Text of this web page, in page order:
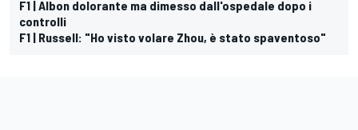
F1 | Albon dolorante ma dimesso dall'ospedale dopo i
controlli
F1 | Russell: "Ho visto volare Zhou, è stato spaventoso"